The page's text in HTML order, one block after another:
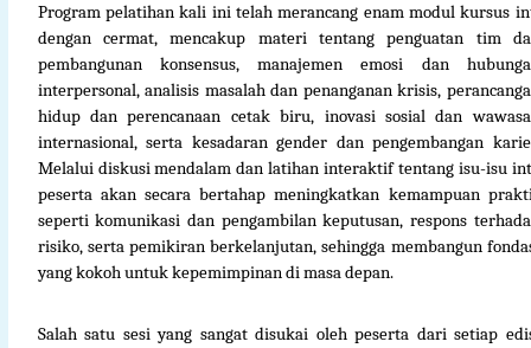
Program pelatihan kali ini telah merancang enam modul kursus
dengan cermat, mencakup materi tentang penguatan tim
pembangunan konsensus, manajemen emosi dan
interpersonal, analisis masalah dan penanganan krisis,
hidup dan perencanaan cetak biru, inovasi sosial dan
internasional, serta kesadaran gender dan pengembangan
Melalui diskusi mendalam dan latihan interaktif tentang isu-isu
peserta akan secara bertahap meningkatkan kemampuan
seperti komunikasi dan pengambilan keputusan, respons
risiko, serta pemikiran berkelanjutan, sehingga membangun
yang kokoh untuk kepemimpinan di masa depan.
Salah satu sesi yang sangat disukai oleh peserta dari setiap